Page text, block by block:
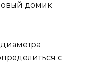
домик
с